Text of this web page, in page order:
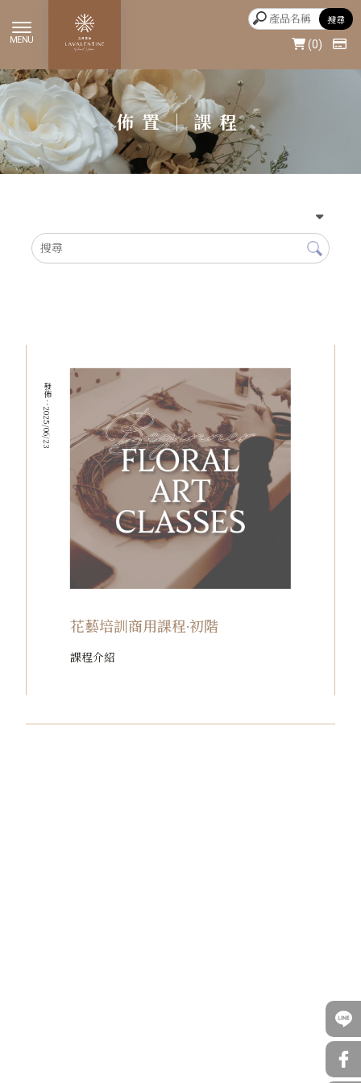
0
佈置｜課程
花藝培訓商用課程·初階
發佈：2025/06/23
課程介紹